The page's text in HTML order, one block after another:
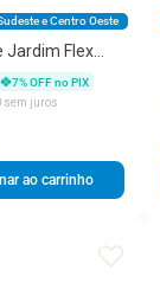
e Centro Oeste
Jardim Flex
Sem Engate
7% OFF no PIX
sem juros
ao carrinho